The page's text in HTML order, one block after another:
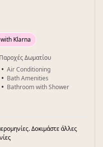
Klarna
Παροχές Δωματίου
Air Conditioning
Bath Amenities
Bathroom with Shower
Δοκιμάστε άλλες